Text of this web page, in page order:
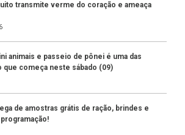
transmite verme do coração e ameaça
animais e passeio de pônei é uma das
que começa neste sábado (09)
de amostras grátis de ração, brindes e